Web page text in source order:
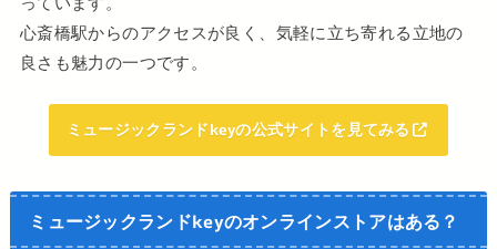
心斎橋駅からのアクセスが良く、気軽に立ち寄れる立地の
良さも魅力の一つです。
ミュージックランドkeyの公式サイトを見てみる
ミュージックランドkeyのオンラインストアはある？